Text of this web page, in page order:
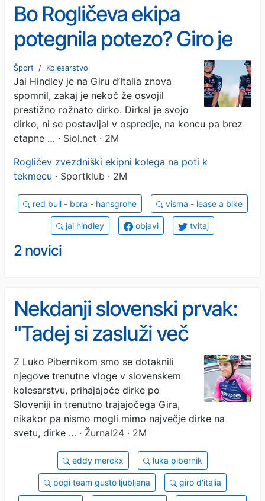
Bo Rogličeva ekipa
potegnila potezo? Giro je
spremenil vse.
Šport / Kolesarstvo
Jai Hindley je na Giru d’Italia znova
spomnil, zakaj je nekoč že osvojil
prestižno rožnato dirko. Dirkal je svojo
dirko, ni se postavljal v ospredje, na koncu pa brez
etapne … · Siol.net · 2M
Rogličev zvezdniški ekipni kolega na poti k
tekmecu · Sportklub · 2M
red bull - bora - hansgrohe visma - lease a bike
jai hindley objavi tvitaj
2 novici
Nekdanji slovenski prvak:
"Tadej si zasluži več
spoštovanja!"
Z Luko Pibernikom smo se dotaknili
njegove trenutne vloge v slovenskem
kolesarstvu, prihajajoče dirke po
Sloveniji in trenutno trajajočega Gira,
nikakor pa nismo mogli mimo največje dirke na
svetu, dirke … · Žurnal24 · 2M
eddy merckx luka pibernik
pogi team gusto ljubljana giro d'italia